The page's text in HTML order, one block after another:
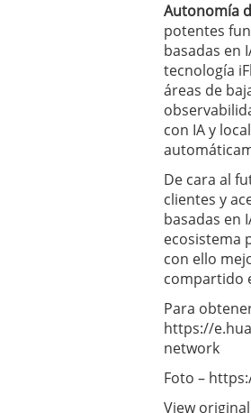
Autonomía
potentes
basadas en
tecnología
áreas de
con IA y
De cara al
clientes y
basadas en
ecosistema
con ello
compartido
Para
https://
network
Foto –
View